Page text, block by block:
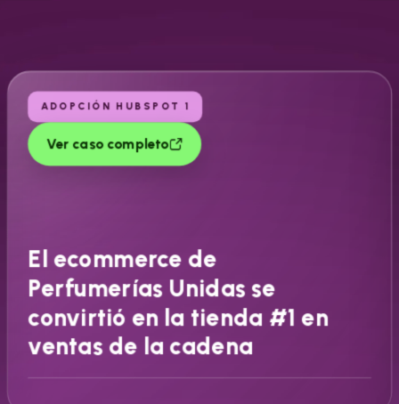
ADOPCIÓN HUBSPOT 1
Ver caso completo
El ecommerce de
Perfumerías Unidas se
convirtió en la tienda #1 en
ventas de la cadena